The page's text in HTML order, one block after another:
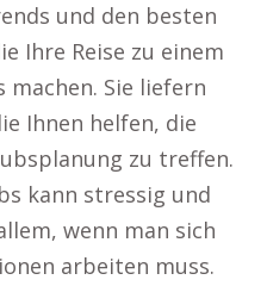
und den besten
Ihre Reise zu einem
machen. Sie liefern
Ihnen helfen, die
zu treffen.
kann stressig und
wenn man sich
arbeiten muss.